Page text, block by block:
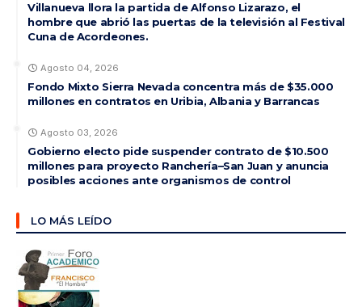
Villanueva llora la partida de Alfonso Lizarazo, el
hombre que abrió las puertas de la televisión al Festival
Cuna de Acordeones.
Agosto 04, 2026
Fondo Mixto Sierra Nevada concentra más de $35.000
millones en contratos en Uribia, Albania y Barrancas
Agosto 03, 2026
Gobierno electo pide suspender contrato de $10.500
millones para proyecto Ranchería–San Juan y anuncia
posibles acciones ante organismos de control
LO MÁS LEÍDO